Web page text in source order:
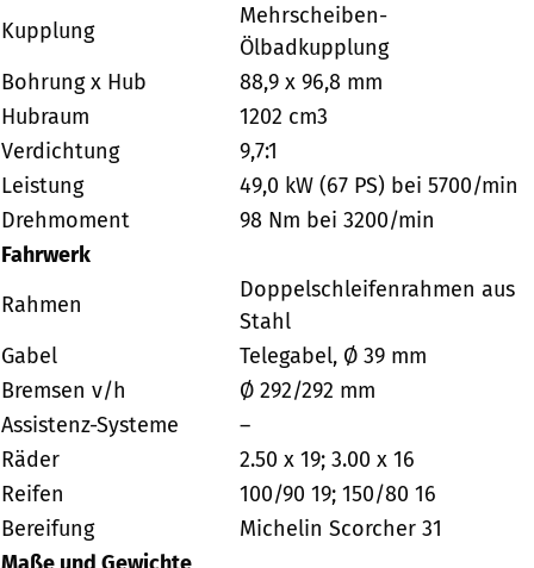
Kupplung
Mehrscheiben-
Ölbadkupplung
Bohrung x Hub
88,9 x 96,8 mm
Hubraum
1202 cm3
Verdichtung
9,7:1
Leistung
49,0 kW (67 PS) bei 5700/min
Drehmoment
98 Nm bei 3200/min
Fahrwerk
Rahmen
Doppelschleifenrahmen aus
Stahl
Gabel
Telegabel, Ø 39 mm
Bremsen v/h
Ø 292/292 mm
Assistenz-Systeme
–
Räder
2.50 x 19; 3.00 x 16
Reifen
100/90 19; 150/80 16
Bereifung
Michelin Scorcher 31